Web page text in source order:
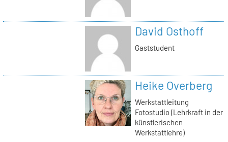
David Osthoff
Gaststudent
Heike Overberg
Werkstattleitung
Fotostudio (Lehrkraft in der
künstlerischen
Werkstattlehre)